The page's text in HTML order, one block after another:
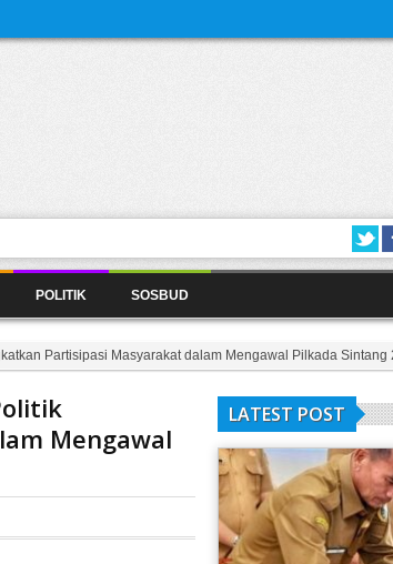
POLITIK SOSBUD
Partisipasi Masyarakat dalam Mengawal Pilkada Sintang
Mengawal
LATEST POST